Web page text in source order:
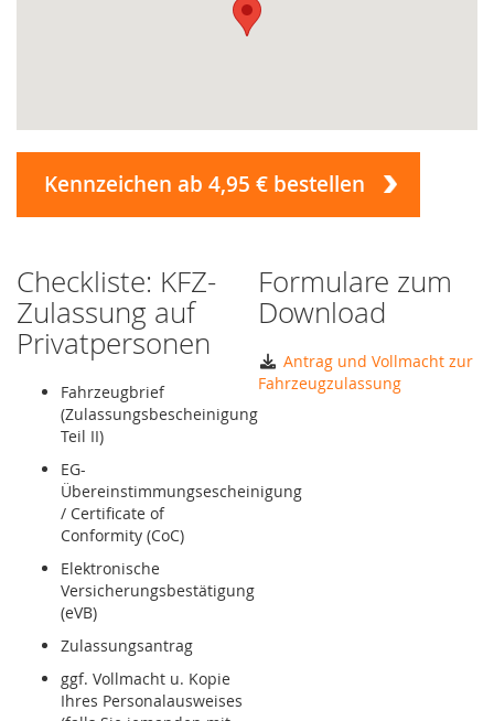
Kennzeichen ab 4,95 € bestellen
Checkliste: KFZ-
Zulassung auf
Privatpersonen
Fahrzeugbrief
(Zulassungsbescheinigung
Teil II)
EG-
Übereinstimmungsescheinigung
/ Certificate of
Conformity (CoC)
Elektronische
Versicherungsbestätigung
(eVB)
Zulassungsantrag
ggf. Vollmacht u. Kopie
Ihres Personalausweises
Formulare zum
Download
Antrag und Vollmacht zur
Fahrzeugzulassung